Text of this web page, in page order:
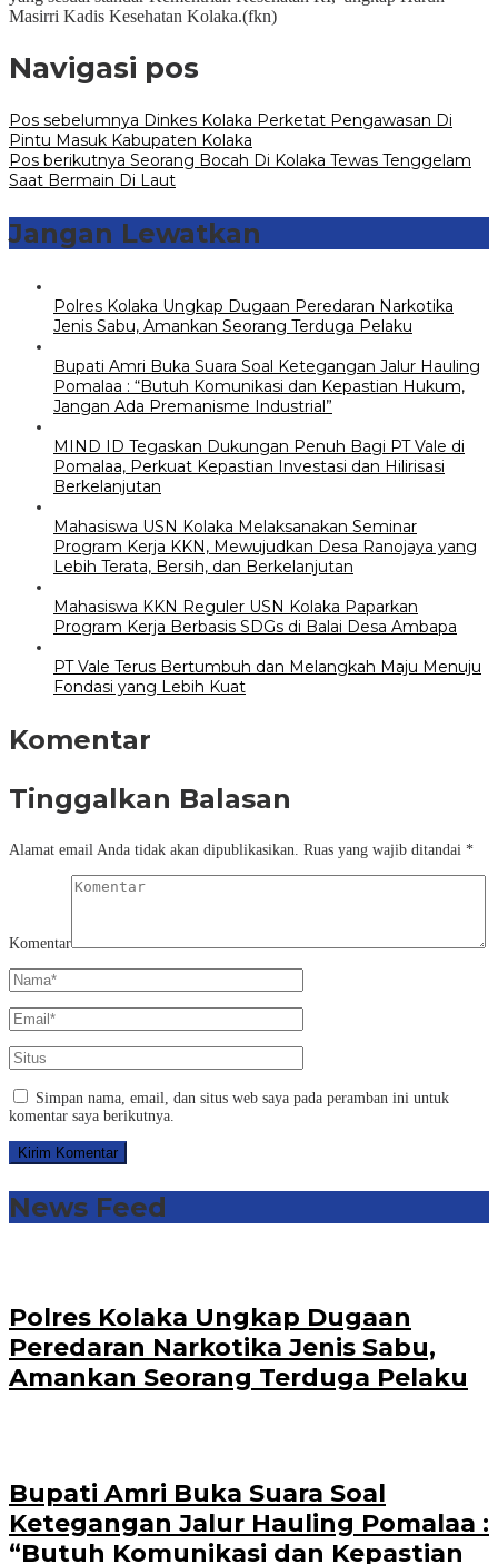
Masirri Kadis Kesehatan Kolaka.(fkn)
Navigasi pos
Pos sebelumnya Dinkes Kolaka Perketat Pengawasan Di
Pintu Masuk Kabupaten Kolaka
Pos berikutnya Seorang Bocah Di Kolaka Tewas Tenggelam
Saat Bermain Di Laut
Jangan Lewatkan
Polres Kolaka Ungkap Dugaan Peredaran Narkotika
Jenis Sabu, Amankan Seorang Terduga Pelaku
Bupati Amri Buka Suara Soal Ketegangan Jalur Hauling
Pomalaa : “Butuh Komunikasi dan Kepastian Hukum,
Jangan Ada Premanisme Industrial”
MIND ID Tegaskan Dukungan Penuh Bagi PT Vale di
Pomalaa, Perkuat Kepastian Investasi dan Hilirisasi
Berkelanjutan
Mahasiswa USN Kolaka Melaksanakan Seminar
Program Kerja KKN, Mewujudkan Desa Ranojaya yang
Lebih Terata, Bersih, dan Berkelanjutan
Mahasiswa KKN Reguler USN Kolaka Paparkan
Program Kerja Berbasis SDGs di Balai Desa Ambapa
PT Vale Terus Bertumbuh dan Melangkah Maju Menuju
Fondasi yang Lebih Kuat
Komentar
Tinggalkan Balasan
Alamat email Anda tidak akan dipublikasikan. Ruas yang wajib ditandai *
Komentar
Simpan nama, email, dan situs web saya pada peramban ini untuk
komentar saya berikutnya.
News Feed
Polres Kolaka Ungkap Dugaan
Peredaran Narkotika Jenis Sabu,
Amankan Seorang Terduga Pelaku
Bupati Amri Buka Suara Soal
Ketegangan Jalur Hauling Pomalaa :
“Butuh Komunikasi dan Kepastian